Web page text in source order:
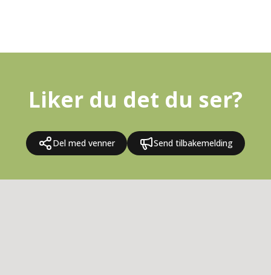
Liker du det du ser?
Del med venner Send tilbakemelding